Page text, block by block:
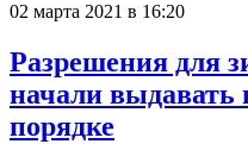
02 марта 2021 в 16:20
Разрешения для
начали
порядке